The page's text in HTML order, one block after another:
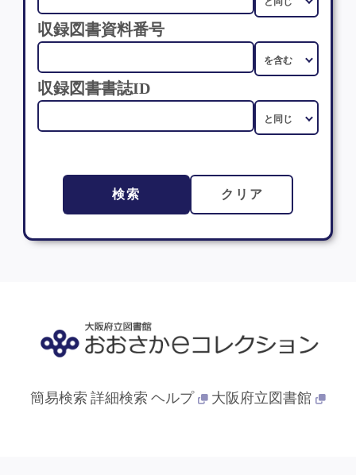
収録図書資料番号
収録図書書誌ID
検索 クリア
簡易検索 詳細検索 ヘルプ 大阪府立図書館